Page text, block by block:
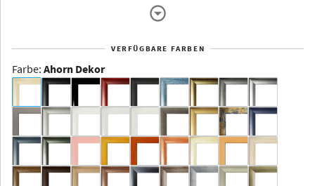
Dakota -
Rahmenloser
Aluminium
VERFÜGBARE FARBEN
Farbe: Ahorn Dekor